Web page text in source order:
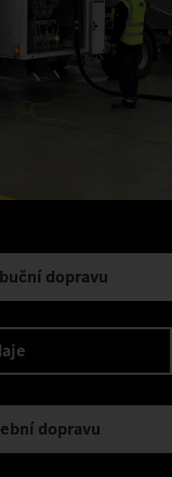
dopravu
dopravu